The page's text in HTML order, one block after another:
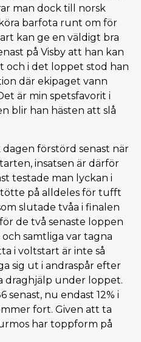
man dock till norsk
barfota runt om för
kan ge en väldigt bra
på Visby att han kan
och i det loppet stod han
där ekipaget vann
är min spetsfavorit i
blir han hästen att slå
dagen förstörd senast när
insatsen är därför
testade man lyckan i
på alldeles för tufft
slutade tvåa i finalen
de två senaste loppen
samtliga var tagna
i voltstart är inte så
sig ut i andraspår efter
draghjälp under loppet.
senast, nu endast 12% i
fort. Given att ta
har toppform på